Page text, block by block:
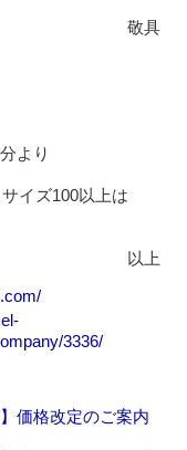
敬具
より
イズ100以上は
以上
3336/
価格改定のご案内